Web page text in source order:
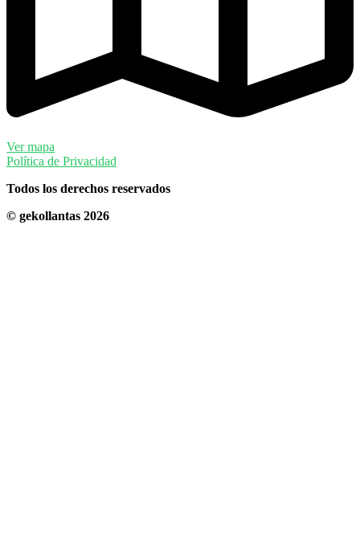
Ver mapa
Política de Privacidad
Todos los derechos reservados
© gekollantas 2026